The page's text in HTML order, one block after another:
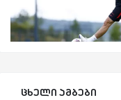
ცხელი ამბები